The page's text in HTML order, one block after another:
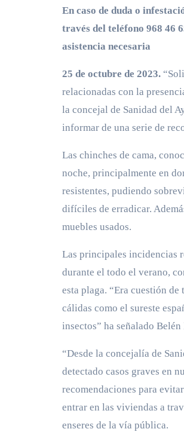
En caso de duda o
través del teléfono 968 46
asistencia necesaria
25 de octubre de 2023.
relacionadas con la
la concejal de Sanidad del
informar de una serie de
Las chinches de cama,
noche, principalmente en
resistentes, pudiendo
difíciles de erradicar.
muebles usados.
Las principales incidencias
durante el todo el verano,
esta plaga. “Era cuestión
cálidas como el sureste
insectos” ha señalado Belén
“Desde la concejalía de
detectado casos graves en
recomendaciones para
entrar en las viviendas a
enseres de la vía pública.